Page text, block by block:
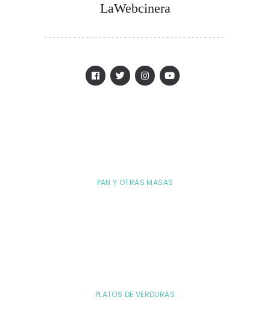
LaWebcinera
PAN Y OTRAS MASAS
PLATOS DE VERDURAS